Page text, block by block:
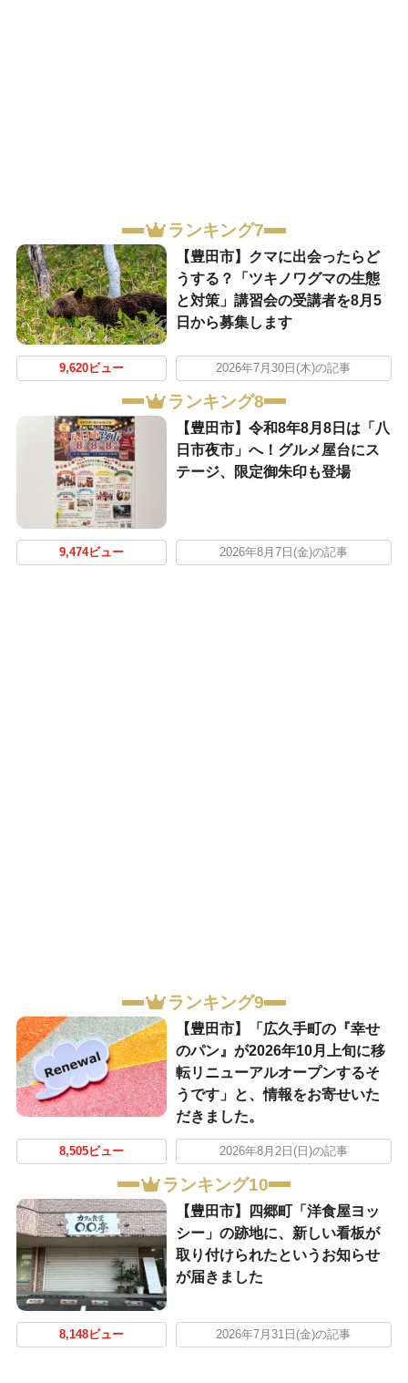
ランキング7
【豊田市】クマに出会ったらど
うする？「ツキノワグマの生態
と対策」講習会の受講者を8月5
日から募集します
9,620ビュー 2026年7月30日(木)の記事
ランキング8
【豊田市】令和8年8月8日は「八
日市夜市」へ！グルメ屋台にス
テージ、限定御朱印も登場
9,474ビュー 2026年8月7日(金)の記事
ランキング9
【豊田市】「広久手町の『幸せ
のパン』が2026年10月上旬に移
転リニューアルオープンするそ
うです」と、情報をお寄せいた
だきました。
8,505ビュー 2026年8月2日(日)の記事
ランキング10
【豊田市】四郷町「洋食屋ヨッ
シー」の跡地に、新しい看板が
取り付けられたというお知らせ
が届きました
8,148ビュー 2026年7月31日(金)の記事